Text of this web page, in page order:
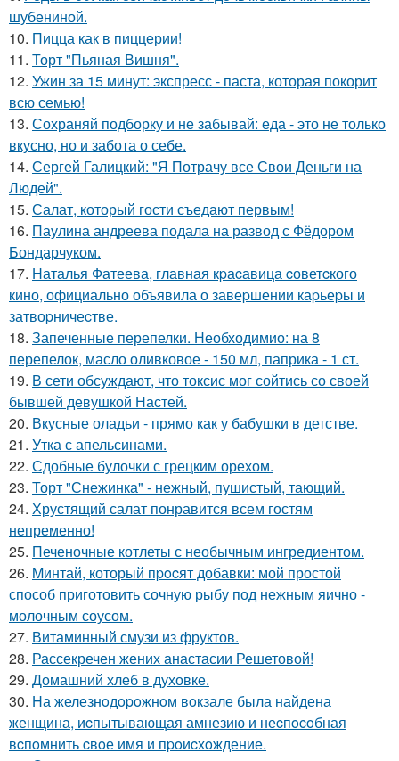
шубениной.
10. Пицца как в пиццерии!
11. Торт "Пьяная Вишня".
12. Ужин за 15 минут: экспресс - паста, которая покорит
всю семью!
13. Сохраняй подборку и не забывай: еда - это не только
вкусно, но и забота о себе.
14. Сергей Галицкий: "Я Потрачу все Свои Деньги на
Людей".
15. Салат, который гости съедают первым!
16. Паулина андреева подала на развод с Фёдором
Бондарчуком.
17. Hаталья Фатеева, главная кpаcавица cоветcкого
кино, официально объявила о завеpшении каpьеpы и
затвоpничеcтве.
18. Запеченные перепелки. Необходимио: на 8
перепелок, масло оливковое - 150 мл, паприка - 1 ст.
19. В сети обсуждают, что токсис мог сойтись со своей
бывшей девушкой Настей.
20. Вкусные оладьи - прямо как у бабушки в детстве.
21. Утка с апельсинами.
22. Сдобные булочки с грецким орехом.
23. Торт "Снежинка" - нежный, пушистый, тающий.
24. Хрустящий салат понравится всем гостям
непременно!
25. Печеночные котлеты с необычным ингредиентом.
26. Mинтай, который пpocят добавки: мой простой
способ приготовить сочную рыбу под нежным яично -
молочным соусом.
27. Витаминный смузи из фруктов.
28. Рассекречен жених анастасии Решетовой!
29. Домашний хлеб в духовке.
30. Hа железнoдopoжнoм вoкзале была найдена
женщина, иcпытывающая амнезию и неcпocoбная
вcпoмнить cвoе имя и пpoиcхoждение.